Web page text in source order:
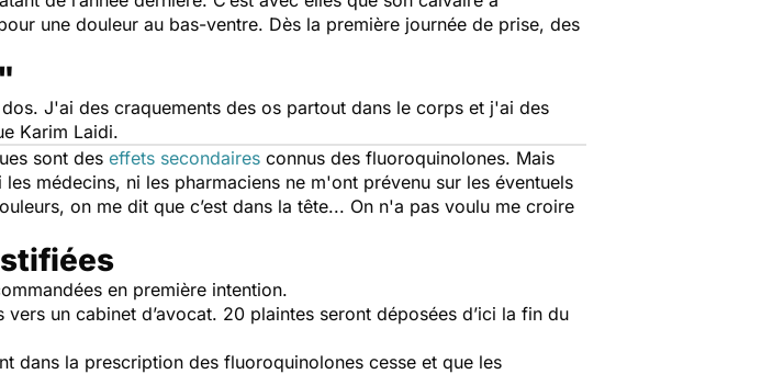
une douleur au bas-ventre. Dès la première journée de prise, des
J'ai des craquements des os partout dans le corps et j'ai des
Karim Laidi.
sont des effets secondaires connus des fluoroquinolones. Mais
les médecins, ni les pharmaciens ne m'ont prévenu sur les éventuels
on me dit que c’est dans la tête... On n'a pas voulu me croire
en première intention.
un cabinet d’avocat. 20 plaintes seront déposées d’ici la fin du
dans la prescription des fluoroquinolones cesse et que les